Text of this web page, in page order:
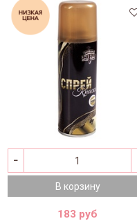
В корзину
183 руб